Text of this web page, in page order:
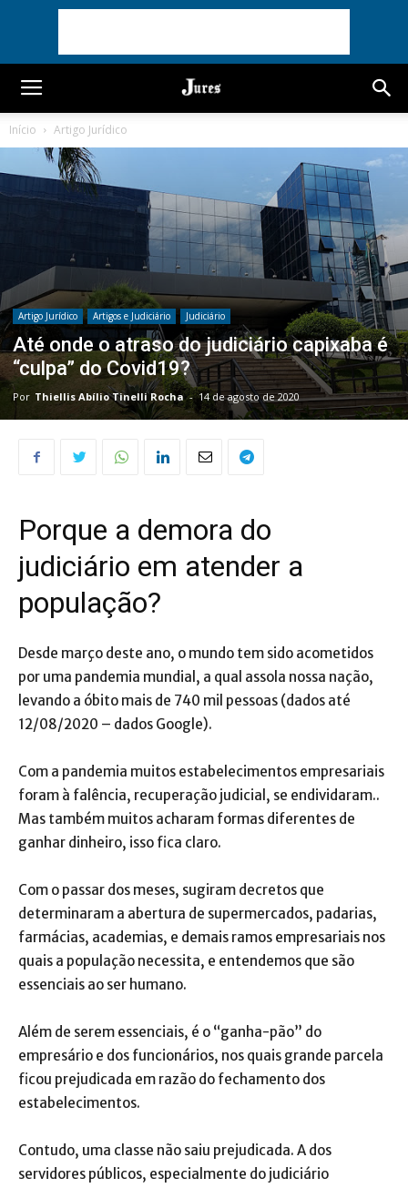
Início Artigo Jurídico
Artigo Jurídico Artigos e Judiciário Judiciário
Até onde o atraso do judiciário capixaba é
“culpa” do Covid19?
Por Thiellis Abílio Tinelli Rocha - 14 de agosto de 2020
Porque a demora do
judiciário em atender a
população?
Desde março deste ano, o mundo tem sido acometidos
por uma pandemia mundial, a qual assola nossa nação,
levando a óbito mais de 740 mil pessoas (dados até
12/08/2020 – dados Google).
Com a pandemia muitos estabelecimentos empresariais
foram à falência, recuperação judicial, se endividaram..
Mas também muitos acharam formas diferentes de
ganhar dinheiro, isso fica claro.
Com o passar dos meses, sugiram decretos que
determinaram a abertura de supermercados, padarias,
farmácias, academias, e demais ramos empresariais nos
quais a população necessita, e entendemos que são
essenciais ao ser humano.
Além de serem essenciais, é o “ganha-pão” do
empresário e dos funcionários, nos quais grande parcela
ficou prejudicada em razão do fechamento dos
estabelecimentos.
Contudo, uma classe não saiu prejudicada. A dos
servidores públicos, especialmente do judiciário